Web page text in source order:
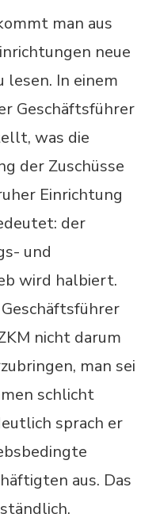
man aus
neue
lesen. In einem
Geschäftsführer
was die
der Zuschüsse
Einrichtung
der
und
wird halbiert.
nicht darum
man sei
schlicht
sprach er
aus. Das